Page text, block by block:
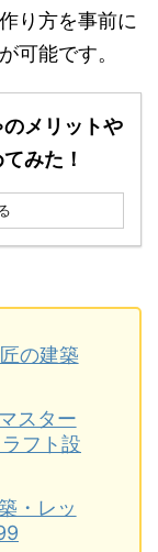
り方を事前に
可能です。
メリットや
みた！
の建築
スター
フト設
・レッ